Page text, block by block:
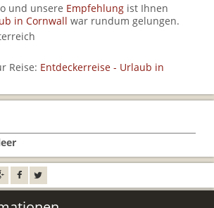
und Wales per Minibus
Hund
Sie eine Reise mit BTCo
in Großbritannien
und unsere Empfehlungist Ihnen
in Cornwall war rundum gelungen.
Reise: Entdeckerreise - Urlaub in